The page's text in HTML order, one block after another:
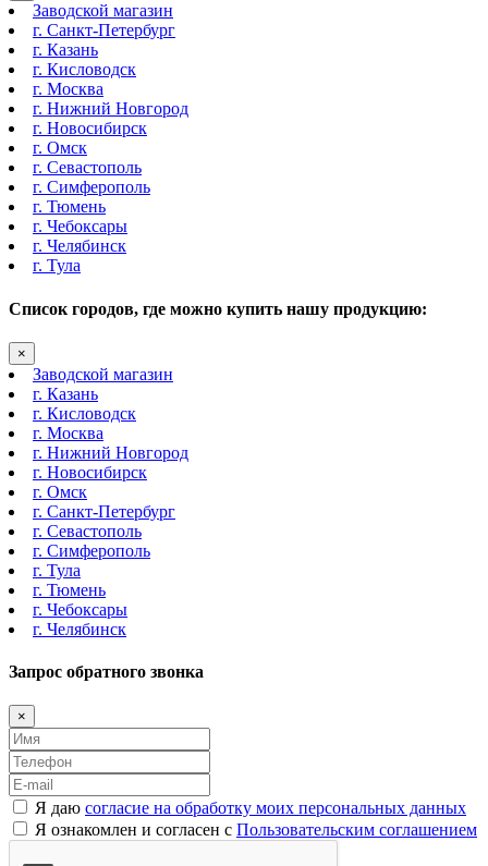
Заводской магазин
г. Санкт-Петербург
г. Казань
г. Кисловодск
г. Москва
г. Нижний Новгород
г. Новосибирск
г. Омск
г. Севастополь
г. Симферополь
г. Тюмень
г. Чебоксары
г. Челябинск
г. Тула
Список городов, где можно купить нашу продукцию:
×
Заводской магазин
г. Казань
г. Кисловодск
г. Москва
г. Нижний Новгород
г. Новосибирск
г. Омск
г. Санкт-Петербург
г. Севастополь
г. Симферополь
г. Тула
г. Тюмень
г. Чебоксары
г. Челябинск
Запрос обратного звонка
×
Я даю согласие на обработку моих персональных данных
Я ознакомлен и согласен с Пользовательским соглашением